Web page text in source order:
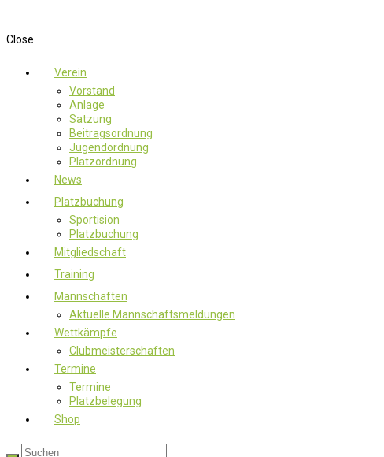
Close
Verein
Vorstand
Anlage
Satzung
Beitragsordnung
Jugendordnung
Platzordnung
News
Platzbuchung
Sportision
Platzbuchung
Mitgliedschaft
Training
Mannschaften
Aktuelle Mannschaftsmeldungen
Wettkämpfe
Clubmeisterschaften
Termine
Termine
Platzbelegung
Shop